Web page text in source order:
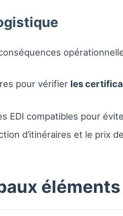
pour vérifier les
EDI compatibles pour
d’itinéraires et le prix
éléments